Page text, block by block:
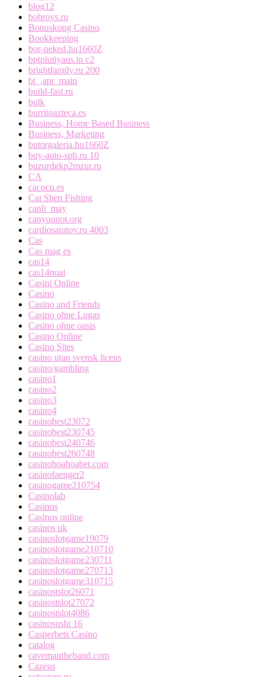
blog12
bobrovs.ru
Bonuskong Casino
Bookkeeping
bor-neked.hu1660Z
bptplutiyans.in c2
brightfamily.ru 200
bt_,apr_main
build-fast.ru
bulk
burritoazteca.es
Business, Home Based Business
Business, Marketing
butorgaleria.hu1660Z
buy-auto-spb.ru 10
buzurdgkp2mzur.ru
CA
cacocu.es
Cai Shen Fishing
canli_may
canyounot.org
cardiosaratov.ru 4003
Cas
Cas mag es
cas14
cas14noai
Casini Online
Casino
Casino and Friends
Casino ohne Lugas
Casino ohne oasis
Casino Online
Casino Sites
casino utan svensk licens
casino/gambling
casino1
casino2
casino3
casino4
casinobest23072
casinobest230745
casinobest240746
casinobest260748
casinoboaboabet.com
casinofaenger2
casinogame210754
Casinolab
Casinos
Casinos online
casinos uk
casinoslotgame19079
casinoslotgame210710
casinoslotgame230711
casinoslotgame270713
casinoslotgame310715
casinostslot26071
casinostslot27072
casinostslot4086
casinosushi 16
Casperbets Casino
catalog
cavemantheband.com
Cazeus